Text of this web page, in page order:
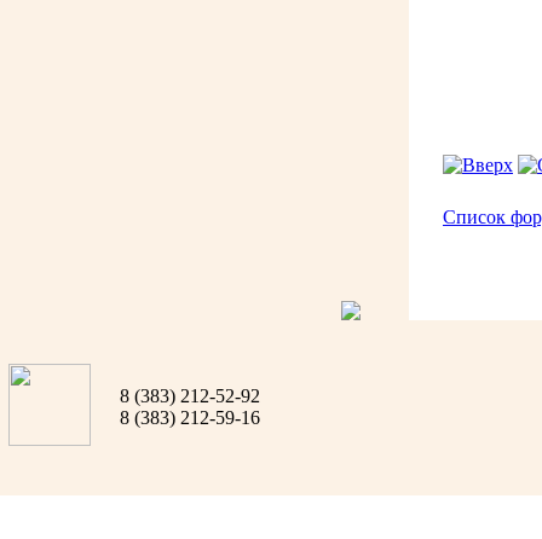
Список
8 (383) 212-52-92
8 (383) 212-59-16